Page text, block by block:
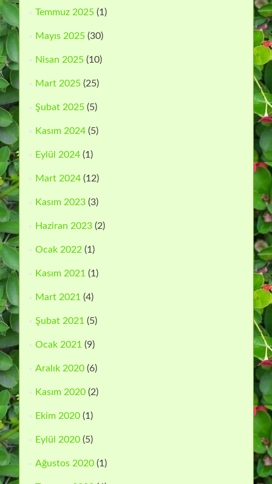
Temmuz 2025 (1)
Mayıs 2025 (30)
Nisan 2025 (10)
Mart 2025 (25)
Şubat 2025 (5)
Kasım 2024 (5)
Eylül 2024 (1)
Mart 2024 (12)
Kasım 2023 (3)
Haziran 2023 (2)
Ocak 2022 (1)
Kasım 2021 (1)
Mart 2021 (4)
Şubat 2021 (5)
Ocak 2021 (9)
Aralık 2020 (6)
Kasım 2020 (2)
Ekim 2020 (1)
Eylül 2020 (5)
Ağustos 2020 (1)